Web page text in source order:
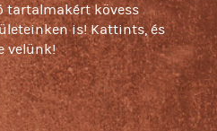
tartalmakért kövess
is! Kattints, és
velünk!